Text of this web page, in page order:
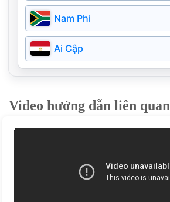
Campuchia
Bangladesh
Myanmar
Bahrain
Nga
Ireland
Bồ Đào Nha
Phần Lan
Argentina
Nam Phi
Ai Cập
Video hướng dẫn liên quan